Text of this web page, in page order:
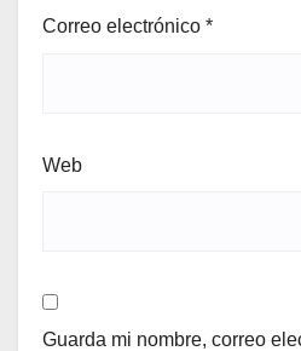
Correo electrónico *
Web
Guarda mi nombre, correo